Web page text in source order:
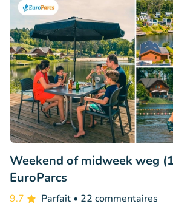
Weekend of midweek weg
EuroParcs
9.7 Parfait • 22 commentaires